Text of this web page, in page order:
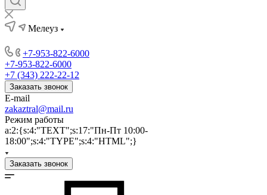
Мелеуз
+7-953-822-6000
+7-953-822-6000
+7 (343) 222-22-12
Заказать звонок
E-mail
zakaztral@mail.ru
Режим работы
a:2:{s:4:"TEXT";s:17:"Пн-Пт 10:00-
18:00";s:4:"TYPE";s:4:"HTML";}
Заказать звонок